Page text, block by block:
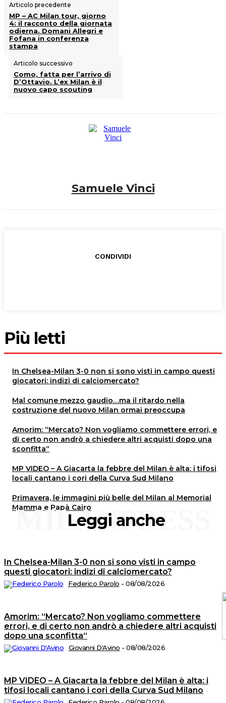
Articolo precedente
MP – AC Milan tour, giorno
4: il racconto della giornata
odierna. Domani Allegri e
Fofana in conferenza
stampa
Articolo successivo
Como, fatta per l’arrivo di
D’Ottavio. L’ex Milan è il
nuovo capo scouting
Samuele Vinci
CONDIVIDI
Più letti
In Chelsea-Milan 3-0 non si sono visti in campo questi
giocatori: indizi di calciomercato?
Mal comune mezzo gaudio…ma il ritardo nella
costruzione del nuovo Milan ormai preoccupa
Amorim: “Mercato? Non vogliamo commettere errori, e
di certo non andrò a chiedere altri acquisti dopo una
sconfitta“
MP VIDEO – A Giacarta la febbre del Milan è alta: i tifosi
locali cantano i cori della Curva Sud Milano
Primavera, le immagini più belle del Milan al Memorial
Mamma e Papà Cairo
Leggi anche
MILANPRESS
In Chelsea-Milan 3-0 non si sono visti in campo
questi giocatori: indizi di calciomercato?
Federico Parolo - 08/08/2026
Amorim: “Mercato? Non vogliamo commettere
errori, e di certo non andrò a chiedere altri acquisti
dopo una sconfitta“
Giovanni D'Avino - 08/08/2026
MP VIDEO – A Giacarta la febbre del Milan è alta: i
tifosi locali cantano i cori della Curva Sud Milano